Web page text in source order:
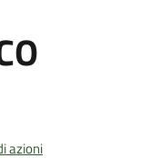
azioni